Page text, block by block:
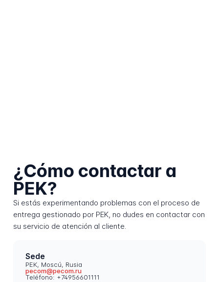
¿Cómo contactar a
PEK?
Si estás experimentando problemas con el proceso de
entrega gestionado por PEK, no dudes en contactar con
su servicio de atención al cliente.
Sede
PEK, Moscú, Rusia
pecom@pecom.ru
Teléfono: +74956601111